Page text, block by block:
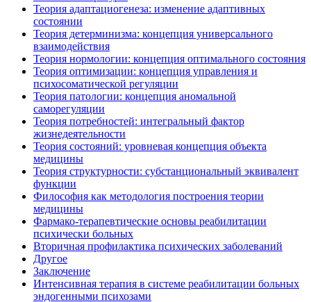
Теория адаптациогенеза: изменение адаптивных
состоянии
Теория детерминизма: концепция универсального
взаимодействия
Теория нормологии: концепция оптимального состояния
Теория оптимизации: концепция управления и
психосоматической регуляции
Теория патологии: концепция аномальной
саморегуляции
Теория потребностей: интегральный фактор
жизнедеятельности
Теория состояний: уровневая концепция объекта
медицины
Теория структурности: субстанциональный эквивалент
функции
Философия как методология построения теории
медицины
Фармако-терапевтические основы реабилитации
психически больных
Вторичная профилактика психических заболеваний
Другое
Заключение
Интенсивная терапия в системе реабилитации больных
эндогенными психозами